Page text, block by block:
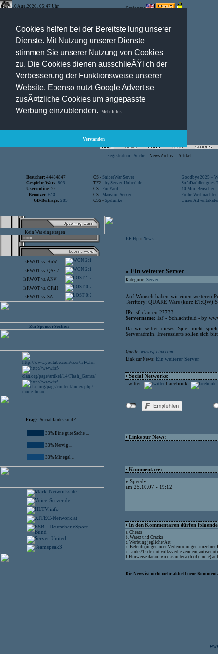
Cookies helfen bei der Bereitstellung unserer
Dienste. Mit Nutzung unserer Dienste
stimmen Sie unserer Nutzung von Cookies
zu. Die Cookies dienen ausschlieÃŸlich der
Verbesserung der Funktionsweise unserer
Website. Ebenso nutzt Google Advertise
zusÃ¤tzliche Cookies um angepasste
Werbung einzublenden.
Mehr Infos
Verstanden
10.Aug.2026 , 05:47 Uhr Optionen:
Registration - Suche - News Archiv - Artikel
Besucher: 44464847 CS - SniperWar Server
Goodbye 2025 –
Gespielte Wars: 803 TF2 - by Server-United.de
SofaDaddler goes
User online: 22 CS - FunYard
40 Mio. Beuscher
Benutzer: 618 CS - Mansion Server
Frohe
GB-Beiträge: 285 CSS - Spelunke Unser
Kein War eingetragen
IsF.WOT vs. HoW 2:1
IsF.WOT vs. QSF-7 2:1
IsF.WOT vs.ANV 1:2
IsF.WOT vs. OFaH 0:2
IsF.WOT vs. SA 0:2
- Zur Sponsor Section -
Frage: Social Links sind ?
33% Eine gute Sache ...
33% Nervig ...
33% Mir egal ...
IsF-Hp > News
» Ein weiterer Server
Kategorie: Server
Auf Wunsch haben wir einen weiteren
Territory: QUAKE Wars (kurz ET:QW)
IP: isf-clan.eu:27733
Servername: IsF - Schlachtfeld - by
Da wir selber dieses Spiel nicht
Serveradmin. Interessierte sollen sich
Quelle: www.isf-clan.com
Link zur News: Ein weiterer Server
• Social Networks:
Twitter:
Facebook:
• Links zur News:
• Kommentare:
» Speedy
am 25.10.07 - 19:12
• In den Kommentaren dürfen
a. Cheats
b. Warez und Cracks
c. Werbung jeglicher Art
d. Beleidigungen oder Verleumdungen einzelner
e. Links/Texte mit volksverhetzendem,
f. Hinweise darauf wo das unter a) b) d) und e)
Die News ist nicht mehr aktuell neue